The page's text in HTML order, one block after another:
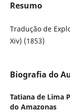
Resumo
Tradução de
Xiv) (1853)
Biografia do
Tatiana de Lima
do Amazonas